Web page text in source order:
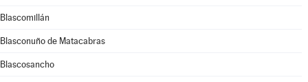
Blascomillán
Blasconuño de Matacabras
Blascosancho